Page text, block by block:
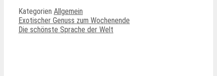
Kategorien Allgemein
Exotischer Genuss zum Wochenende
Die schönste Sprache der Welt